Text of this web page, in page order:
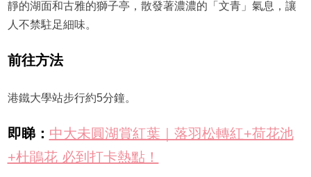
靜的湖面和古雅的獅子亭，散發著濃濃的「文青」氣息，讓
人不禁駐足細味。
前往方法
港鐵大學站步行約5分鐘。
即睇： 中大未圓湖賞紅葉｜落羽松轉紅+荷花池
+杜鵑花 必到打卡熱點！